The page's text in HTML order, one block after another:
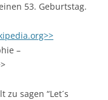
53. Geburtstag.
–
sagen “Let´s